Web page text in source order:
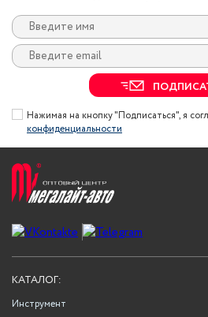
Нажимая на кнопку "Подписаться", я
конфиденциальности
КАТАЛОГ:
Инструмент